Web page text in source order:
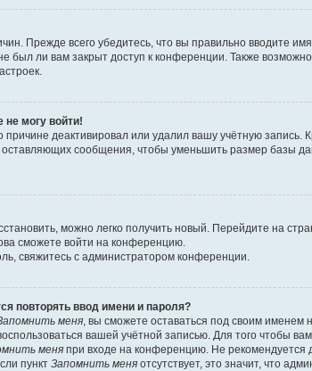
Прежде всего убедитесь, что вы правильно вводите
был ли вам закрыт доступ к конференции. Также
не могу войти!
деактивировал или удалил вашу учётную
сообщения, чтобы уменьшить размер базы
можно легко получить новый. Перейдите на
сможете войти на конференцию.
свяжитесь с администратором конференции.
повторять ввод имени и пароля?
меня , вы сможете оставаться под своим
вашей учётной записью. Для того чтобы
меня при входе на конференцию. Не рекомендуется
пункт Запомнить меня отсутствует, это значит, что